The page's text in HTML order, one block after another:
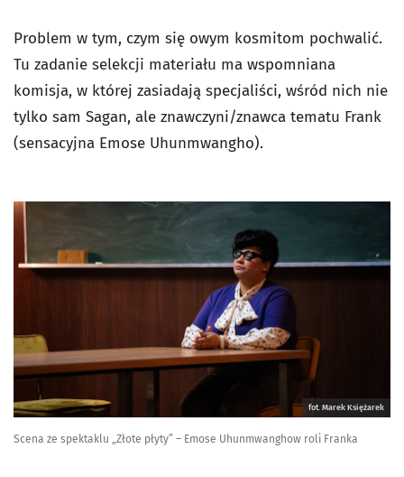
Problem w tym, czym się owym kosmitom pochwalić.
Tu zadanie selekcji materiału ma wspomniana
komisja, w której zasiadają specjaliści, wśród nich nie
tylko sam Sagan, ale znawczyni/znawca tematu Frank
(sensacyjna Emose Uhunmwangho).
fot. Marek Księżarek
Scena ze spektaklu „Złote płyty” – Emose Uhunmwanghow roli Franka